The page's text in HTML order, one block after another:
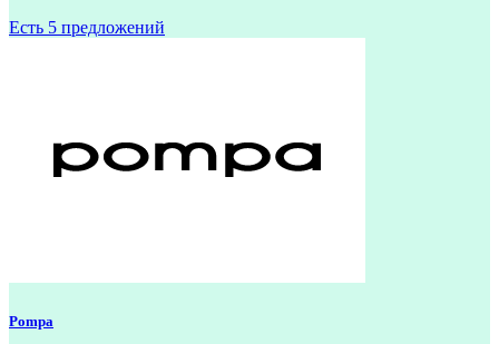
Есть 5 предложений
Pompa